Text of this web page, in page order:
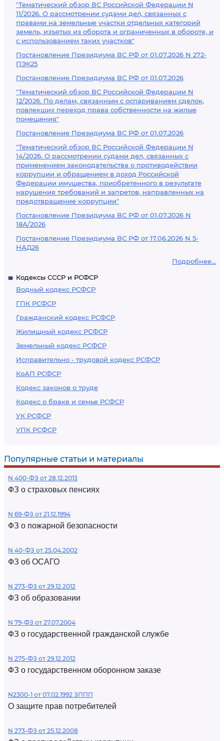
"Тематический обзор ВС Российской Федерации N
11/2026. О рассмотрении судами дел, связанных с
правами на земельные участки отдельных категорий
земель, изъятых из оборота и ограниченных в обороте, и
с использованием таких участков"
Постановление Президиума ВС РФ от 01.07.2026 N 272-
ПЭК25
Постановление Президиума ВС РФ от 01.07.2026
"Тематический обзор ВС Российской Федерации N
12/2026. По делам, связанным с оспариванием сделок,
повлекших переход права собственности на жилые
помещения"
Постановление Президиума ВС РФ от 01.07.2026
"Тематический обзор ВС Российской Федерации N
14/2026. О рассмотрении судами дел, связанных с
применением законодательства о противодействии
коррупции и обращением в доход Российской
Федерации имущества, приобретенного в результате
нарушения требований и запретов, направленных на
предотвращение коррупции"
Постановление Президиума ВС РФ от 01.07.2026 N
18А/2026
Постановление Президиума ВС РФ от 17.06.2026 N 5-
НАД26
Подробнее...
Кодексы СССР и РСФСР
Водный кодекс РСФСР
ГПК РСФСР
Гражданский кодекс РСФСР
Жилищный кодекс РСФСР
Земельный кодекс РСФСР
Исправительно - трудовой кодекс РСФСР
КоАП РСФСР
Кодекс законов о труде
Кодекс о браке и семье РСФСР
УК РСФСР
УПК РСФСР
Популярные статьи и материалы
N 400-ФЗ от 28.12.2013
ФЗ о страховых пенсиях
N 69-ФЗ от 21.12.1994
ФЗ о пожарной безопасности
N 40-ФЗ от 25.04.2002
ФЗ об ОСАГО
N 273-ФЗ от 29.12.2012
ФЗ об образовании
N 79-ФЗ от 27.07.2004
ФЗ о государственной гражданской службе
N 275-ФЗ от 29.12.2012
ФЗ о государственном оборонном заказе
N2300-1 от 07.02.1992 ЗППП
О защите прав потребителей
N 273-ФЗ от 25.12.2008